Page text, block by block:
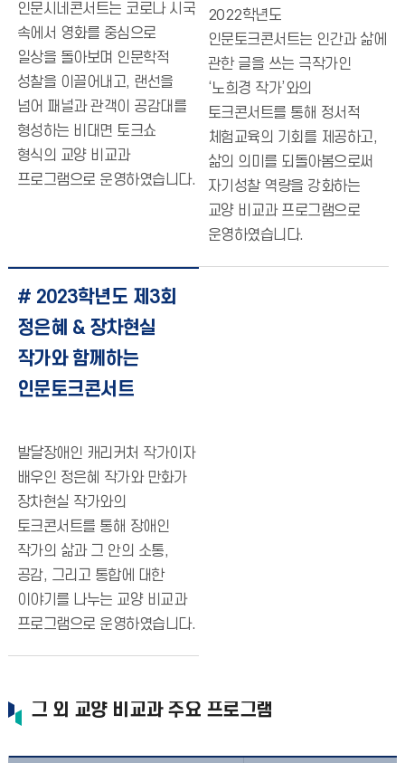
인문시네콘서트는 코로나 시국
속에서 영화를 중심으로
일상을 돌아보며 인문학적
성찰을 이끌어내고, 랜선을
넘어 패널과 관객이 공감대를
형성하는 비대면 토크쇼
형식의 교양 비교과
프로그램으로 운영하였습니다.
2022학년도
인문토크콘서트는 인간과 삶에
관한 글을 쓰는 극작가인
‘노희경 작가’와의
토크콘서트를 통해 정서적
체험교육의 기회를 제공하고,
삶의 의미를 되돌아봄으로써
자기성찰 역량을 강화하는
교양 비교과 프로그램으로
운영하였습니다.
# 2023학년도 제3회
정은혜 & 장차현실
작가와 함께하는
인문토크콘서트
발달장애인 캐리커처 작가이자
배우인 정은혜 작가와 만화가
장차현실 작가와의
토크콘서트를 통해 장애인
작가의 삶과 그 안의 소통,
공감, 그리고 통합에 대한
이야기를 나누는 교양 비교과
프로그램으로 운영하였습니다.
그 외 교양 비교과 주요 프로그램